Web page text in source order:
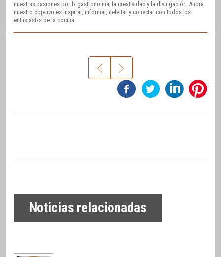
nuestras pasiones por la gastronomía, la creatividad y la divulgación. Ahora
nuestro objetivo es inspirar, informar, deleitar y conectar con todos los
entusiastas de la cocina.
Noticias relacionadas